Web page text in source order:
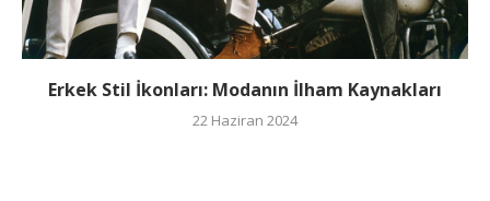
Erkek Stil İkonları: Modanın İlham Kaynakları
22 Haziran 2024